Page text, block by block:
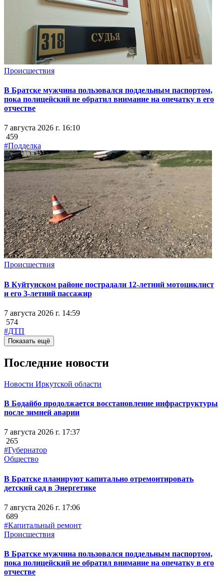
Происшествия
В Братске мужчина пользовался поддельным паспортом,
пока полицейский не обратил внимание на опечатку в его
отчестве
7 августа 2026 г. 16:10
459
#Подделка
Происшествия
В Куйтунском районе пострадали 12-летний мотоциклист
и его 3-летний пассажир
7 августа 2026 г. 14:59
574
#ДТП
Показать ещё
Последние новости
Новости Иркутской области
В Бодайбо продолжается восстановление инфраструктуры
после зимней аварии
7 августа 2026 г. 17:37
265
#Губернатор
Общество
В Братске планируют капитально отремонтировать
детский сад в Энергетике
7 августа 2026 г. 17:06
689
#Капитальный ремонт
Происшествия
В Братске мужчина пользовался поддельным паспортом,
пока полицейский не обратил внимание на опечатку в его
отчестве